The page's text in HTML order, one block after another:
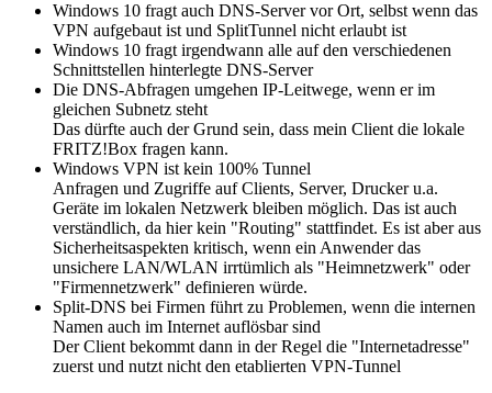
Windows 10 fragt auch DNS-Server vor Ort, selbst wenn das
VPN aufgebaut ist und SplitTunnel nicht erlaubt ist
Windows 10 fragt irgendwann alle auf den verschiedenen
Schnittstellen hinterlegte DNS-Server
Die DNS-Abfragen umgehen IP-Leitwege, wenn er im
gleichen Subnetz steht
Das dürfte auch der Grund sein, dass mein Client die lokale
FRITZ!Box fragen kann.
Windows VPN ist kein 100% Tunnel
Anfragen und Zugriffe auf Clients, Server, Drucker u.a.
Geräte im lokalen Netzwerk bleiben möglich. Das ist auch
verständlich, da hier kein "Routing" stattfindet. Es ist aber aus
Sicherheitsaspekten kritisch, wenn ein Anwender das
unsichere LAN/WLAN irrtümlich als "Heimnetzwerk" oder
"Firmennetzwerk" definieren würde.
Split-DNS bei Firmen führt zu Problemen, wenn die internen
Namen auch im Internet auflösbar sind
Der Client bekommt dann in der Regel die "Internetadresse"
zuerst und nutzt nicht den etablierten VPN-Tunnel